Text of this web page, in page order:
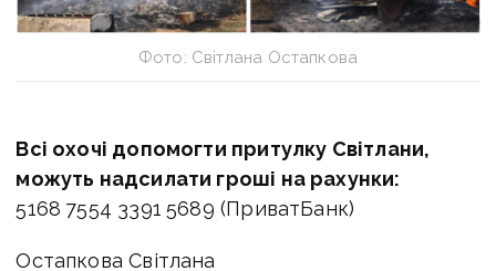
Фото: Світлана Остапкова
Всі охочі допомогти притулку Світлани,
можуть надсилати гроші на рахунки:
5168 7554 3391 5689 (ПриватБанк)
Остапкова Світлана